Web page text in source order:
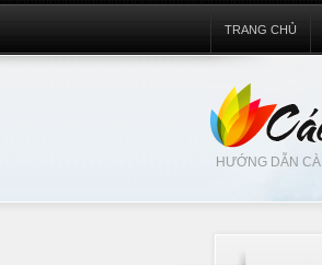
HƯỚNG DẪN
TRANG CHỦ